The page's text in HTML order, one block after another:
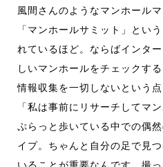
風間さんのようなマンホール
「マンホールサミット」とい
れているほど。ならばインタ
しいマンホールをチェックす
情報収集を一切しないという
「私は事前にリサーチしてマ
ぷらっと歩いている中での偶
イプ。ちゃんと自分の足で見
いることが重要なんです。撮